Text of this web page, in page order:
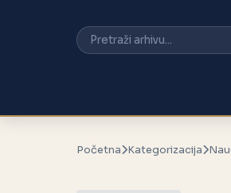
Početna Kategorizacija